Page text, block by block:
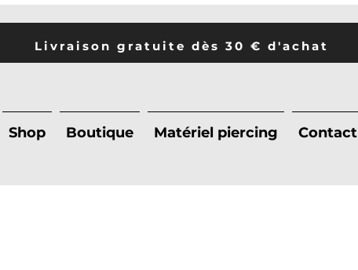
Livraison gratuite dès 30 € d'achat
Shop Boutique Matériel piercing Contact